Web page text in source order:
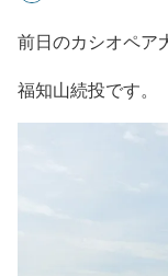
前日のカシオペア
福知山続投です。